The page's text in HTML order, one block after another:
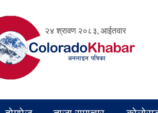
२४ श्रावण २०८३, आईतवार